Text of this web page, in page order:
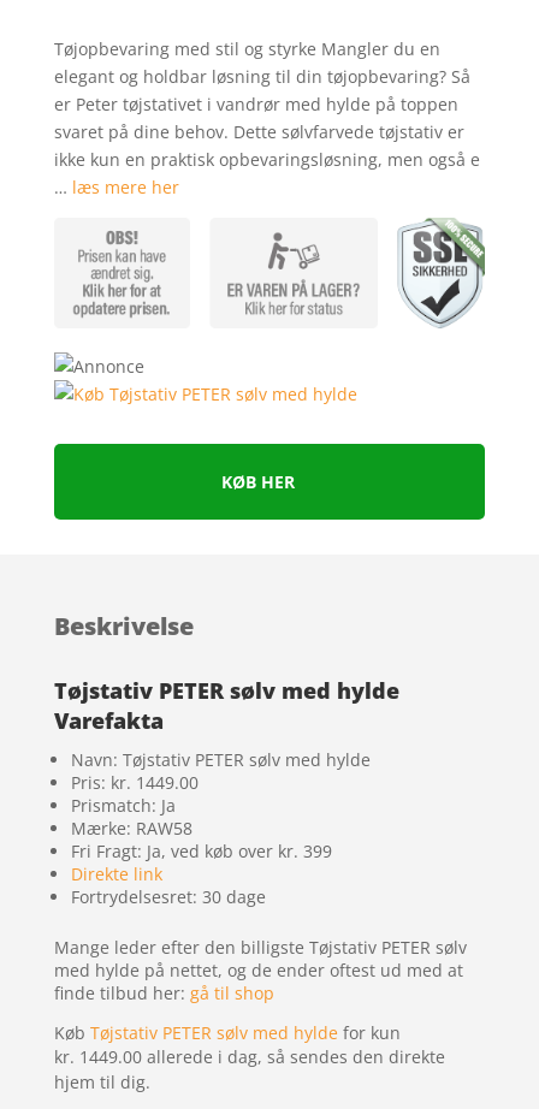
som3.7
ud af 5
baseret
på
kundebed
ømmelse
r
Tøjopbevaring med stil og styrke Mangler du en
elegant og holdbar løsning til din tøjopbevaring? Så
er Peter tøjstativet i vandrør med hylde på toppen
svaret på dine behov. Dette sølvfarvede tøjstativ er
ikke kun en praktisk opbevaringsløsning, men også e
… læs mere her
KØB HER
Beskrivelse
Tøjstativ PETER sølv med hylde
Varefakta
Navn: Tøjstativ PETER sølv med hylde
Pris: kr. 1449.00
Prismatch: Ja
Mærke: RAW58
Fri Fragt: Ja, ved køb over kr. 399
Direkte link
Fortrydelsesret: 30 dage
Mange leder efter den billigste Tøjstativ PETER sølv
med hylde på nettet, og de ender oftest ud med at
finde tilbud her: gå til shop
Køb Tøjstativ PETER sølv med hyldefor kun
kr. 1449.00 allerede i dag, så sendes den direkte
hjem til dig.